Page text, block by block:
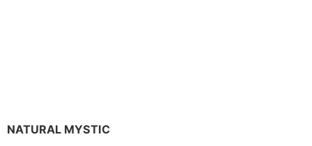
NATURAL MYSTIC